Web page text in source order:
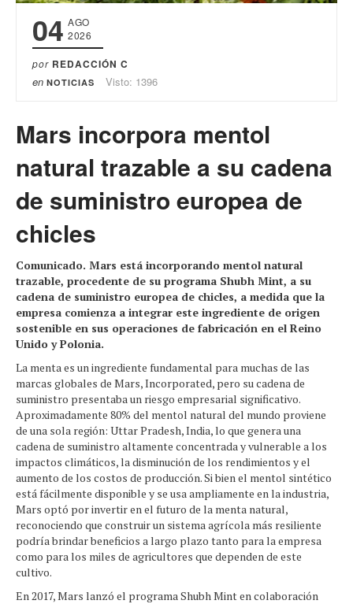
04 AGO
2026
por REDACCIÓN C
en NOTICIAS Visto: 1396
Mars incorpora mentol
natural trazable a su cadena
de suministro europea de
chicles
Comunicado. Mars está incorporando mentol natural
trazable, procedente de su programa Shubh Mint, a su
cadena de suministro europea de chicles, a medida que la
empresa comienza a integrar este ingrediente de origen
sostenible en sus operaciones de fabricación en el Reino
Unido y Polonia.
La menta es un ingrediente fundamental para muchas de las
marcas globales de Mars, Incorporated, pero su cadena de
suministro presentaba un riesgo empresarial significativo.
Aproximadamente 80% del mentol natural del mundo proviene
de una sola región: Uttar Pradesh, India, lo que genera una
cadena de suministro altamente concentrada y vulnerable a los
impactos climáticos, la disminución de los rendimientos y el
aumento de los costos de producción. Si bien el mentol sintético
está fácilmente disponible y se usa ampliamente en la industria,
Mars optó por invertir en el futuro de la menta natural,
reconociendo que construir un sistema agrícola más resiliente
podría brindar beneficios a largo plazo tanto para la empresa
como para los miles de agricultores que dependen de este
cultivo.
En 2017, Mars lanzó el programa Shubh Mint en colaboración